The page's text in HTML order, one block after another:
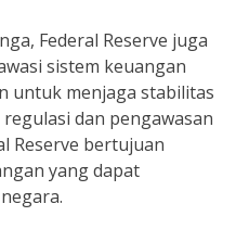
Federal Reserve juga
sistem keuangan
untuk menjaga stabilitas
dan pengawasan
Reserve bertujuan
yang dapat